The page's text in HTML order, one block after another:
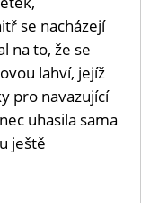
se nacházejí
na to, že se
lahví, jejíž
pro navazující
uhasila sama
ještě